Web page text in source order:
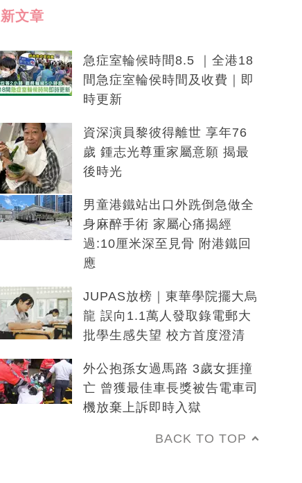
文章
急症室輪候時間8.5 ｜全港18
間急症室輪侯時間及收費｜即
時更新
資深演員黎彼得離世 享年76
歲 鍾志光尊重家屬意願 揭最
後時光
男童港鐵站出口外跣倒急做全
身麻醉手術 家屬心痛揭經
過:10厘米深至見骨 附港鐵回
應
JUPAS放榜｜東華學院擺大烏
龍 誤向1.1萬人發取錄電郵大
批學生感失望 校方首度澄清
外公抱孫女過馬路 3歲女捱撞
亡 曾獲最佳車長獎被告電車司
機放棄上訴即時入獄
BACK TO TOP